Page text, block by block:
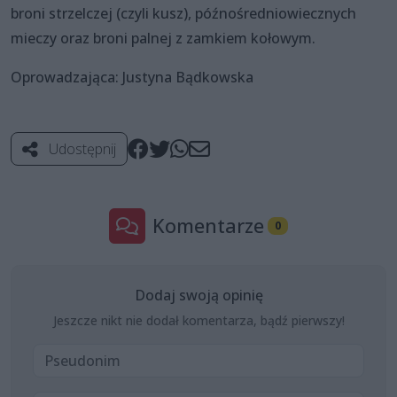
broni strzelczej (czyli kusz), późnośredniowiecznych
mieczy oraz broni palnej z zamkiem kołowym.
Oprowadzająca: Justyna Bądkowska
Udostępnij
Komentarze 0
Dodaj swoją opinię
Jeszcze nikt nie dodał komentarza, bądź pierwszy!